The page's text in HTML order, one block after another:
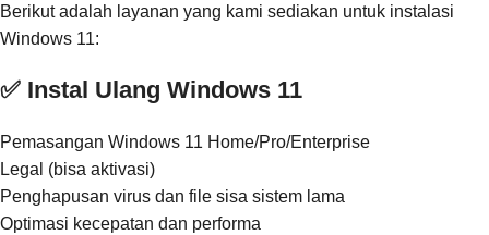
Berikut adalah layanan yang kami sediakan untuk instalasi
Windows 11:
✅ Instal Ulang Windows 11
Pemasangan Windows 11 Home/Pro/Enterprise
Legal (bisa aktivasi)
Penghapusan virus dan file sisa sistem lama
Optimasi kecepatan dan performa